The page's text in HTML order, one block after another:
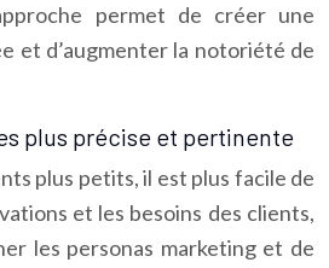
permet de créer une
et d’augmenter la notoriété de
plus précise et pertinente
plus petits, il est plus facile de
et les besoins des clients,
les personas marketing et de